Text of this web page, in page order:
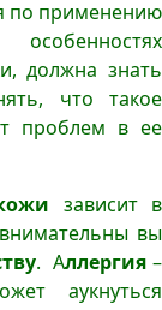
по применению
должна знать
что такое
проблем в ее
зависит в
вы
. Аллергия–
аукнуться